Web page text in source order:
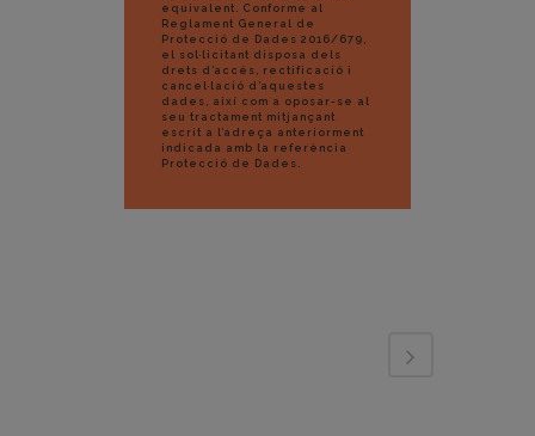
equivalent. Conforme al
Reglament General de
Protecció de Dades 2016/679,
el sol·licitant disposa dels
drets d’accés, rectificació i
cancel·lació d’aquestes
dades, així com a oposar-se al
seu tractament mitjançant
escrit a l’adreça anteriorment
indicada amb la referència
Protecció de Dades.